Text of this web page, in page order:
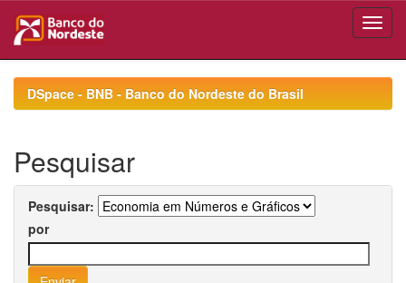
navigationDSpace - BNB - Banco do Nordeste do Brasil
Pesquisar
Pesquisar:
por